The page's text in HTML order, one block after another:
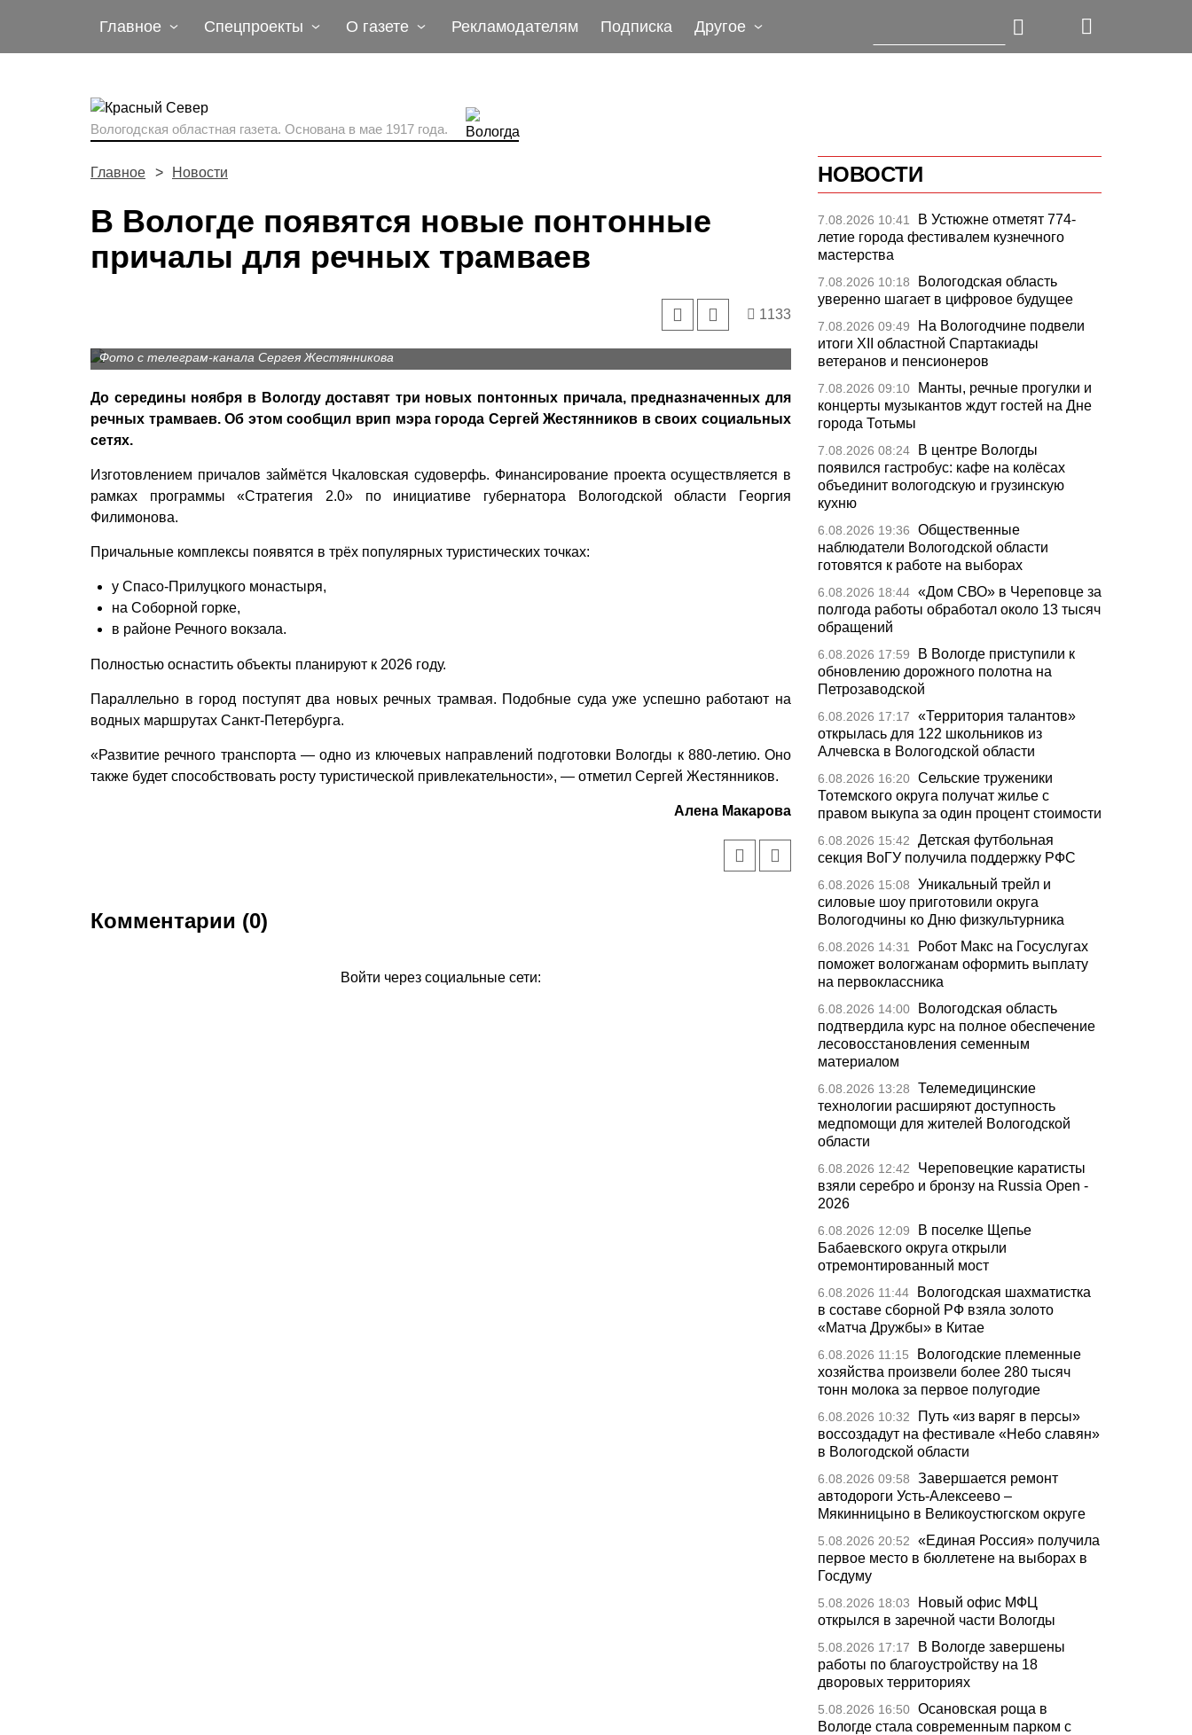
Главное Спецпроекты О газете Рекламодателям Подписка Другое
Вологодская областная газета. Основана в мае 1917 года.
Главное Новости
В Вологде появятся новые понтонные
причалы для речных трамваев
1133
Фото с телеграм-канала Сергея Жестянникова
До середины ноября в Вологду доставят три новых понтонных причала, предназначенных для
речных трамваев. Об этом сообщил врип мэра города Сергей Жестянников в своих социальных
сетях.
Изготовлением причалов займётся Чкаловская судоверфь. Финансирование проекта осуществляется в
рамках программы «Стратегия 2.0» по инициативе губернатора Вологодской области Георгия
Филимонова.
Причальные комплексы появятся в трёх популярных туристических точках:
у Спасо-Прилуцкого монастыря,
на Соборной горке,
в районе Речного вокзала.
Полностью оснастить объекты планируют к 2026 году.
Параллельно в город поступят два новых речных трамвая. Подобные суда уже успешно работают на
водных маршрутах Санкт-Петербурга.
«Развитие речного транспорта — одно из ключевых направлений подготовки Вологды к 880-летию. Оно
также будет способствовать росту туристической привлекательности», — отметил Сергей Жестянников.
Алена Макарова
Комментарии (0)
Войти через социальные сети:
НОВОСТИ
7.08.2026 10:41
В Устюжне отметят 774-
летие города фестивалем кузнечного
мастерства
7.08.2026 10:18
Вологодская область
уверенно шагает в цифровое будущее
7.08.2026 09:49
На Вологодчине подвели
итоги XII областной Спартакиады
ветеранов и пенсионеров
7.08.2026 09:10
Манты, речные прогулки и
концерты музыкантов ждут гостей на Дне
города Тотьмы
7.08.2026 08:24
В центре Вологды
появился гастробус: кафе на колёсах
объединит вологодскую и грузинскую
кухню
6.08.2026 19:36
Общественные
наблюдатели Вологодской области
готовятся к работе на выборах
6.08.2026 18:44 «Дом СВО» в Череповце за
полгода работы обработал около 13 тысяч
обращений
6.08.2026 17:59
В Вологде приступили к
обновлению дорожного полотна на
Петрозаводской
6.08.2026 17:17
«Территория талантов»
открылась для 122 школьников из
Алчевска в Вологодской области
6.08.2026 16:20 Сельские труженики
Тотемского округа получат жилье с
правом выкупа за один процент стоимости
6.08.2026 15:42
Детская футбольная
секция ВоГУ получила поддержку РФС
6.08.2026 15:08
Уникальный трейл и
силовые шоу приготовили округа
Вологодчины ко Дню физкультурника
6.08.2026 14:31
Робот Макс на Госуслугах
поможет вологжанам оформить выплату
на первоклассника
6.08.2026 14:00
Вологодская область
подтвердила курс на полное обеспечение
лесовосстановления семенным
материалом
6.08.2026 13:28
Телемедицинские
технологии расширяют доступность
медпомощи для жителей Вологодской
области
6.08.2026 12:42
Череповецкие каратисты
взяли серебро и бронзу на Russia Open -
2026
6.08.2026 12:09
В поселке Щепье
Бабаевского округа открыли
отремонтированный мост
6.08.2026 11:44
Вологодская шахматистка
в составе сборной РФ взяла золото
«Матча Дружбы» в Китае
6.08.2026 11:15
Вологодские племенные
хозяйства произвели более 280 тысяч
тонн молока за первое полугодие
6.08.2026 10:32
Путь «из варяг в персы»
воссоздадут на фестивале «Небо славян»
в Вологодской области
6.08.2026 09:58
Завершается ремонт
автодороги Усть-Алексеево –
Мякинницыно в Великоустюгском округе
5.08.2026 20:52
«Единая Россия» получила
первое место в бюллетене на выборах в
Госдуму
5.08.2026 18:03
Новый офис МФЦ
открылся в заречной части Вологды
5.08.2026 17:17
В Вологде завершены
работы по благоустройству на 18
дворовых территориях
5.08.2026 16:50 Осановская роща в
Вологде стала современным парком с